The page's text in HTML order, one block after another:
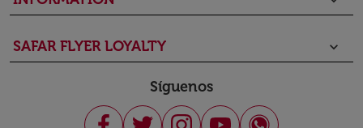
SAFAR FLYER LOYALTY keyboard_arrow_down
Síguenos